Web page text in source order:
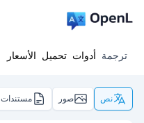
ترجمة أدوات تحميل الأسعار
نص صور مستندات